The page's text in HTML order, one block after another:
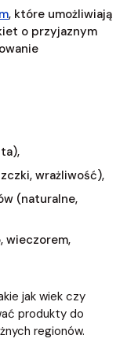
, które umożliwiają
o przyjaznym
wrażliwość),
(naturalne,
wieczorem,
jak wiek czy
produkty do
regionów.